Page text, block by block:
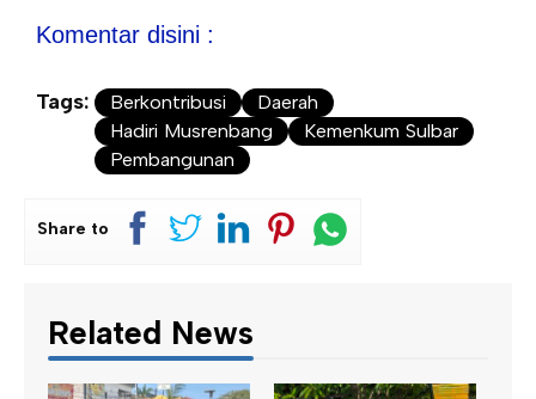
Komentar disini :
Tags: Berkontribusi
Daerah
Hadiri Musrenbang
Kemenkum Sulbar
Pembangunan
Share to
Related News